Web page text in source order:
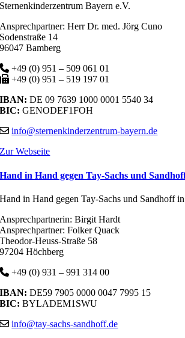
Sternenkinderzentrum Bayern e.V.
Ansprechpartner: Herr Dr. med. Jörg Cuno
Sodenstraße 14
96047 Bamberg
+49 (0) 951 – 509 061 01
+49 (0) 951 – 519 197 01
IBAN:DE 09 7639 1000 0001 5540 34
BIC:GENODEF1FOH
info@sternenkinderzentrum-bayern.de
Zur Webseite
Hand in Hand gegen Tay-Sachs und
Hand in Hand gegen Tay-Sachs und Sandhoff
Ansprechpartnerin: Birgit Hardt
Ansprechpartner: Folker Quack
Theodor-Heuss-Straße 58
97204 Höchberg
+49 (0) 931 – 991 314 00
IBAN:DE59 7905 0000 0047 7995 15
BIC:BYLADEM1SWU
info@tay-sachs-sandhoff.de